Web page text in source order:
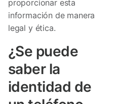
proporcionar esta
información de manera
legal y ética.
¿Se puede
saber la
identidad de